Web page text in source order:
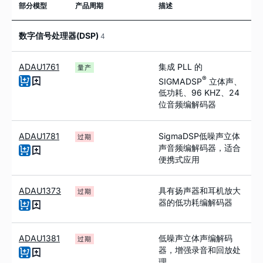
部分模型 产品周期 描述
数字信号处理器(DSP) 4
ADAU1761 量产
集成 PLL 的
SIGMADSP® 立体声、
低功耗、96 KHZ、24
位音频编解码器
ADAU1781 过期
SigmaDSP低噪声立体
声音频编解码器，适合
便携式应用
ADAU1373 过期
具有扬声器和耳机放大
器的低功耗编解码器
ADAU1381 过期
低噪声立体声编解码
器，增强录音和回放处